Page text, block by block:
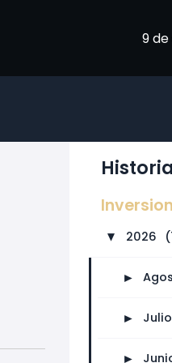
9
► 2026
►
► Julio
►